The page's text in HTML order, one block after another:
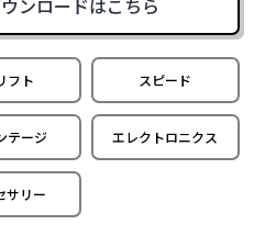
ンロードはこちら
フト スピード
テージ エレクトロニクス
サリー